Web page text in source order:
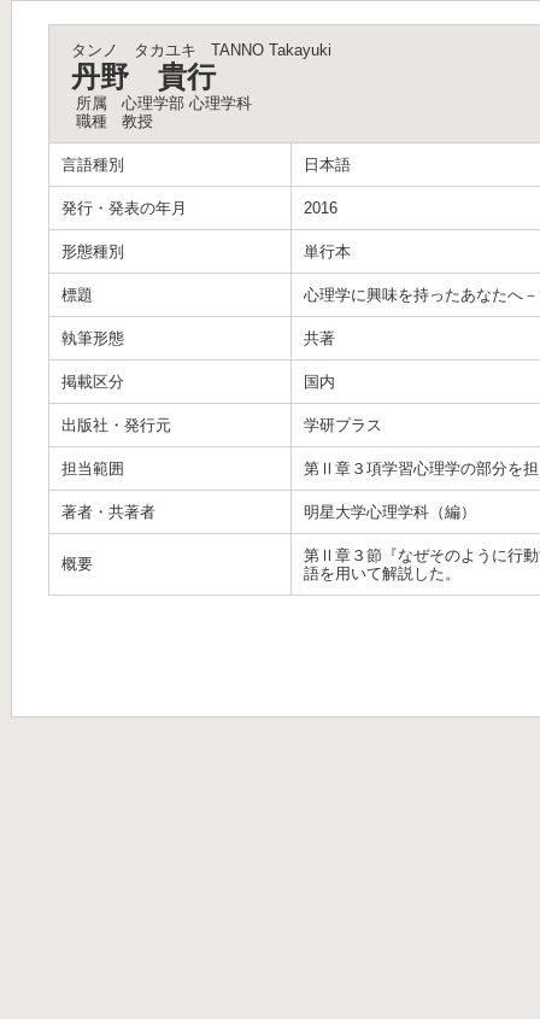
タンノ タカユキ TANNO Takayuki
丹野 貴行
所属
心理学部 心理学科
職種
教授
言語種別 日本語
発行・発表の年月 2016
形態種別 単行本
標題 心理学に興味を持ったあなたへ
執筆形態 共著
掲載区分 国内
出版社・発行元 学研プラス
担当範囲 第Ⅱ章３項学習心理学の部分を
著者・共著者 明星大学心理学科（編）
概要
第Ⅱ章３節『なぜそのように行
語を用いて解説した。